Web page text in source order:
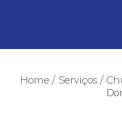
Home Serviços